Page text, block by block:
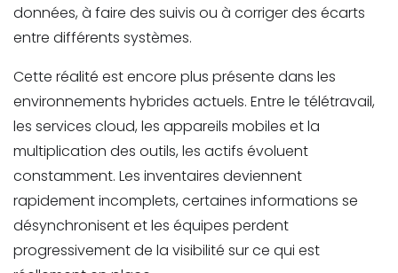
données, à faire des suivis ou à corriger des écarts
entre différents systèmes.
Cette réalité est encore plus présente dans les
environnements hybrides actuels. Entre le télétravail,
les services cloud, les appareils mobiles et la
multiplication des outils, les actifs évoluent
constamment. Les inventaires deviennent
rapidement incomplets, certaines informations se
désynchronisent et les équipes perdent
progressivement de la visibilité sur ce qui est